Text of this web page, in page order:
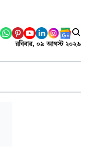
রবিবার, ০৯ আগস্ট ২০২৬